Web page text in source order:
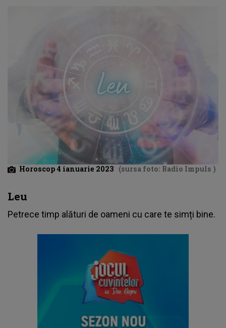
Horoscop 4 ianuarie 2023 (sursa foto: Radio Impuls )
Leu
Petrece timp alături de oameni cu care te simți bine.